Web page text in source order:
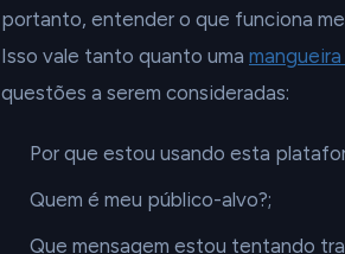
portanto, entender o que funciona
Isso vale tanto quanto uma
questões a serem consideradas:
Por que estou usando esta
Quem é meu público-alvo?;
Que mensagem estou tentando